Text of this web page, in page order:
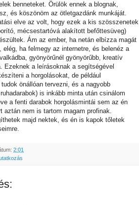
benneteket. Örülök ennek a blognak,
és köszönöm az ötletgazdánk munkáját.
elve az volt, hogy ezek a kis szösszenetek
mécsestartóvá alakított befőttesüveg)
Ám az ember, ha netán elbízza magát
elég, ha felmegy az internetre, és belenéz a
gyönyörűnél gyönyörűbb, kreatív
Ezeknek a leírásoknak a segítségével
a horgolásokat, de például
önállóan tervezni, és a nagyobb
is inkább minta után csinálom
a fenti darabok horgolásmintái sem az én
aztán nem is tartom magam profinak.
majd nektek, és én is kapok tőletek
2:01